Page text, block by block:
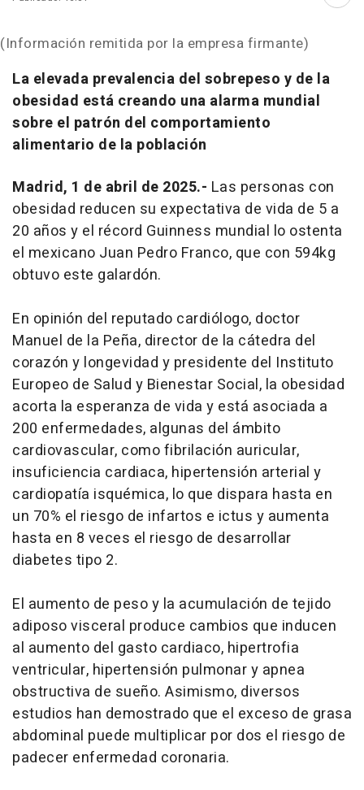
(Información remitida por la empresa firmante)
La elevada prevalencia del sobrepeso y de la
obesidad está creando una alarma mundial
sobre el patrón del comportamiento
alimentario de la población
Madrid, 1 de abril de 2025.- Las personas con
obesidad reducen su expectativa de vida de 5 a
20 años y el récord Guinness mundial lo ostenta
el mexicano Juan Pedro Franco, que con 594kg
obtuvo este galardón.
En opinión del reputado cardiólogo, doctor
Manuel de la Peña, director de la cátedra del
corazón y longevidad y presidente del Instituto
Europeo de Salud y Bienestar Social, la obesidad
acorta la esperanza de vida y está asociada a
200 enfermedades, algunas del ámbito
cardiovascular, como fibrilación auricular,
insuficiencia cardiaca, hipertensión arterial y
cardiopatía isquémica, lo que dispara hasta en
un 70% el riesgo de infartos e ictus y aumenta
hasta en 8 veces el riesgo de desarrollar
diabetes tipo 2.
El aumento de peso y la acumulación de tejido
adiposo visceral produce cambios que inducen
al aumento del gasto cardiaco, hipertrofia
ventricular, hipertensión pulmonar y apnea
obstructiva de sueño. Asimismo, diversos
estudios han demostrado que el exceso de grasa
abdominal puede multiplicar por dos el riesgo de
padecer enfermedad coronaria.